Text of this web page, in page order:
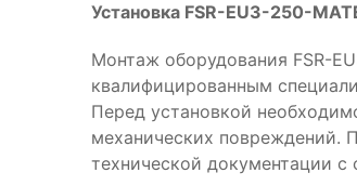
Установка FSR-EU3-250-
Монтаж оборудования FSR-
квалифицированным
Перед установкой
механических повреждений.
технической документации